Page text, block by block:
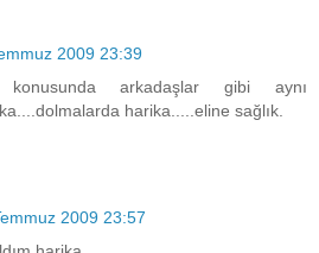
2009 23:39
arkadaşlar gibi aynı
harika.....eline sağlık.
2009 23:57